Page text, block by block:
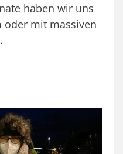
haben wir uns
mit massiven